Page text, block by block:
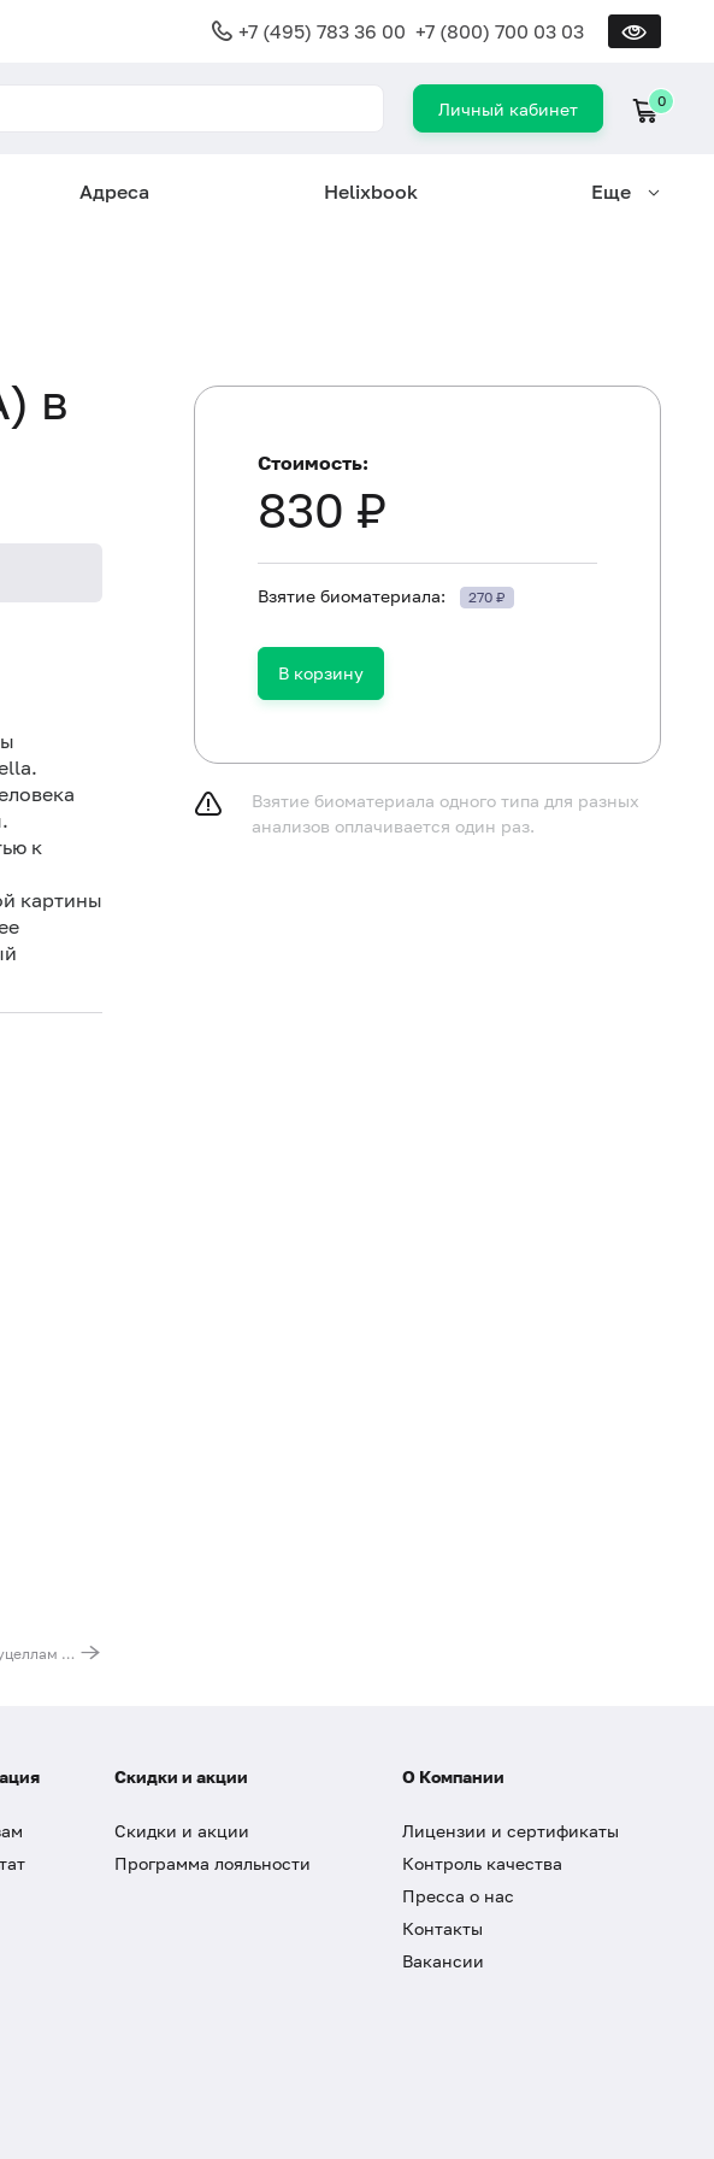
+7 (495) 783 36 00 +7 (800) 700 03 03
Личный кабинет 0
Адреса Helixbook Еще
в
к
картины
Антитела к бруцеллам (Brucella, IgG)
Не принимать пищу в течение 2-3 часов до
негазированную воду.
Стоимость:
830 ₽
Взятие биоматериала: 270 ₽
В корзину
Взятие биоматериала одного типа для разных
анализов оплачивается один раз.
Скидки и акции
Скидки и акции
Программа лояльности
О Компании
Лицензии и сертификаты
Контроль качества
Пресса о нас
Контакты
Вакансии